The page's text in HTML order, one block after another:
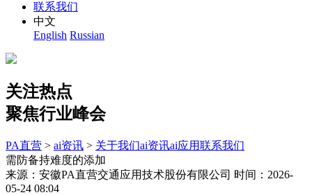
联系我们
中文
English Russian
关注热点
聚焦行业峰会
PA直营 > ai资讯 > 关于我们ai资讯ai应用联系我们
需防备持难度的添加
来源：安徽PA直营交通应用技术股份有限公司 时间：2026-
05-24 08:04